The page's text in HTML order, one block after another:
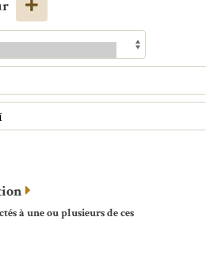
à une ou plusieurs de ces